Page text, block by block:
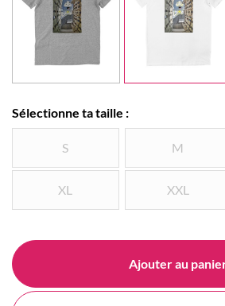
Sélectionne ta taille :
S M
XL XXL
Ajouter au